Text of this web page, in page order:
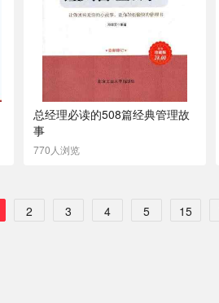
总经理必读的508篇经典管理故
事
770人浏览
2 3 4 5 15